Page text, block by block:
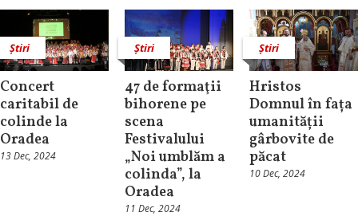
Știri
Concert
caritabil de
colinde la
Oradea
13 Dec, 2024
Știri
47 de formaţii
bihorene pe
scena
Festivalului
„Noi umblăm a
colinda”, la
Oradea
11 Dec, 2024
Știri
Hristos
Domnul în fața
umanității
gârbovite de
păcat
10 Dec, 2024